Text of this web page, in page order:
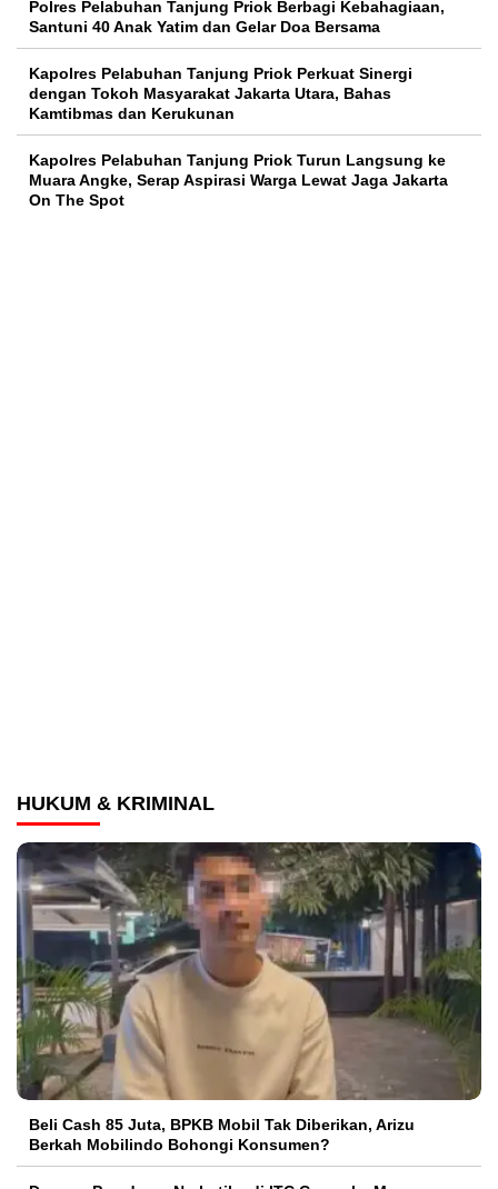
Polres Pelabuhan Tanjung Priok Berbagi Kebahagiaan,
Santuni 40 Anak Yatim dan Gelar Doa Bersama
Kapolres Pelabuhan Tanjung Priok Perkuat Sinergi
dengan Tokoh Masyarakat Jakarta Utara, Bahas
Kamtibmas dan Kerukunan
Kapolres Pelabuhan Tanjung Priok Turun Langsung ke
Muara Angke, Serap Aspirasi Warga Lewat Jaga Jakarta
On The Spot
HUKUM & KRIMINAL
‎Beli Cash 85 Juta, BPKB Mobil Tak Diberikan, Arizu
Berkah Mobilindo Bohongi Konsumen?